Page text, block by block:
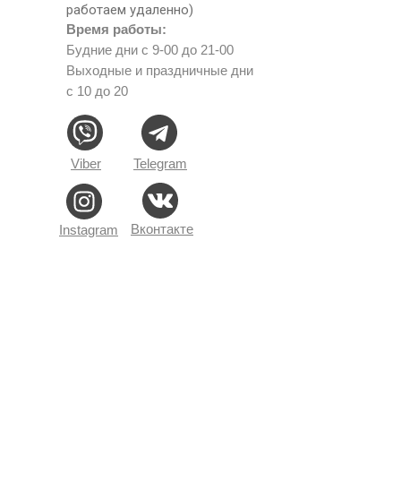
Время работы:
Будние дни с 9-00 до 21-00
Выходные и праздничные дни
с 10 до 20
Telegram
Viber
Instagram
работаем удаленно)
Вконтакте